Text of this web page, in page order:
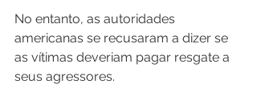
No entanto, as autoridades
americanas se recusaram a dizer se
as vítimas deveriam pagar resgate a
seus agressores.